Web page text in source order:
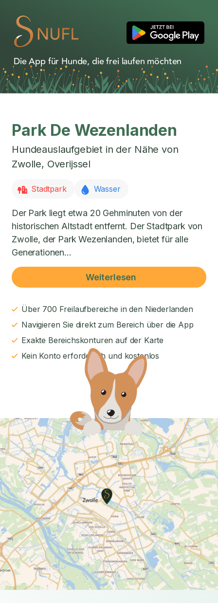
Die App für Hunde, die frei laufen möchten
Park De Wezenlanden
Hundeauslaufgebiet in der Nähe von
Zwolle, Overijssel
Stadtpark Wasser
Der Park liegt etwa 20 Gehminuten von der
historischen Altstadt entfernt. Der Stadtpark von
Zwolle, der Park Wezenlanden, bietet für alle
Generationen...
Weiterlesen
Über 700 Freilaufbereiche in den Niederlanden
Navigieren Sie direkt zum Bereich über die App
Exakte Bereichskonturen auf der Karte
Kein Konto erforderlich und kostenlos